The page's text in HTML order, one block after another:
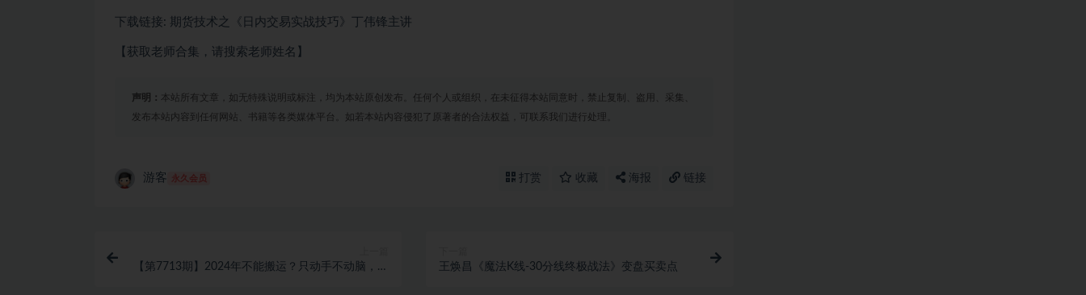
下载链接: 期货技术之《日内交易实战技巧》丁伟锋主讲
【获取老师合集，请搜索老师姓名】
声明： 本站所有文章，如无特殊说明或标注，均为本站原创发布。任何个人或组织，在未征得本站同意时，禁止复制、盗用、采集、
发布本站内容到任何网站、书籍等各类媒体平台。如若本站内容侵犯了原著者的合法权益，可联系我们进行处理。
游客 永久会员 打赏 收藏 海报 链接
【第7713期】2024年不能搬运？只动手不动脑，自
王焕昌《魔法K线-30分线终极战法》变盘买卖点